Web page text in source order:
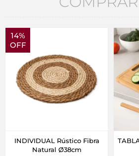
14%
OFF
INDIVIDUAL Rústico Fibra
Natural Ø38cm